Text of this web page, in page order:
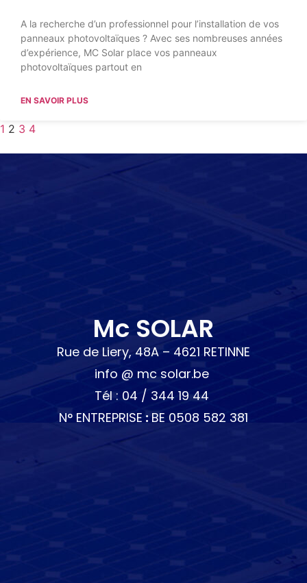
A la recherche d’un professionnel pour l’installation de vos
panneaux photovoltaïques ? Avec ses nombreuses années
d’expérience, MC Solar place vos panneaux
photovoltaïques partout en
EN SAVOIR PLUS
1 2 3 4
Mc SOLAR
Rue de Liery, 48A – 4621 RETINNE
info @ mc solar.be
Tél : 04 / 344 19 44
N° ENTREPRISE : BE 0508 582 381